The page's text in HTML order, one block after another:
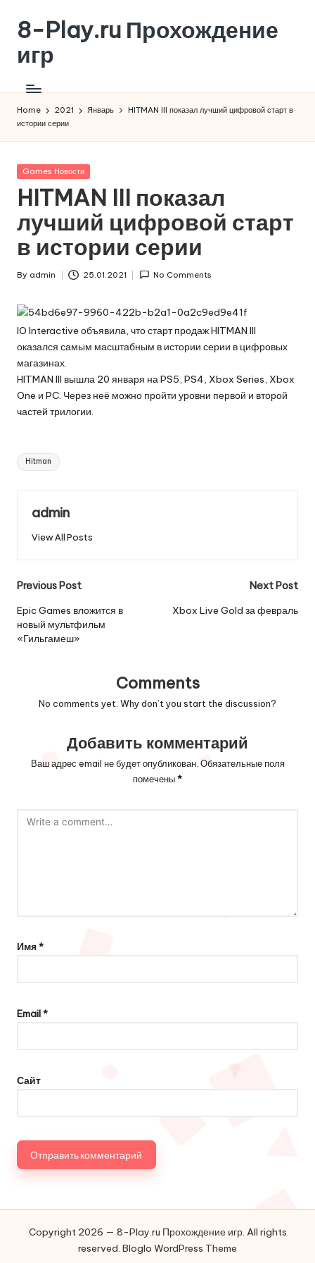
Skip
content
8-Play.ru Прохождение
игр
Home 2021 Январь
HITMAN III показал лучший цифровой старт в
истории серии
Posted
Games Новости
HITMAN III показал
лучший цифровой старт
в истории серии
Posted
By admin 25.01.2021 No Comments
IO Interactive объявила, что старт продаж HITMAN III
оказался самым масштабным в истории серии в цифровых
магазинах.
HITMAN III вышла 20 января на PS5, PS4, Xbox Series, Xbox
One и PC. Через неё можно пройти уровни первой и второй
частей трилогии.
Tags:
Hitman
admin
View All Posts
Post
navigation
Previous Post
Epic Games вложится в
новый мультфильм
«Гильгамеш»
Next Post
Xbox Live Gold за февраль
Comments
No comments yet. Why don’t you start the discussion?
Добавить комментарий
Ваш адрес email не будет опубликован. Обязательные поля
помечены*
Имя*
Email*
Сайт
Copyright 2026 — 8-Play.ru Прохождение игр. All rights
reserved. Bloglo WordPress Theme